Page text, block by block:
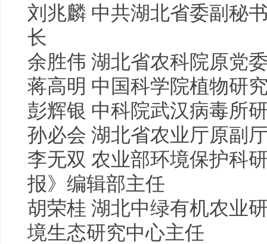
刘兆麟 中共湖北省委副秘
长
余胜伟 湖北省农科院原党
蒋高明 中国科学院植物研
彭辉银 中科院武汉病毒所
孙必会 湖北省农业厅原副
李无双 农业部环境保护科
报》编辑部主任
胡荣桂 湖北中绿有机农业
境生态研究中心主任